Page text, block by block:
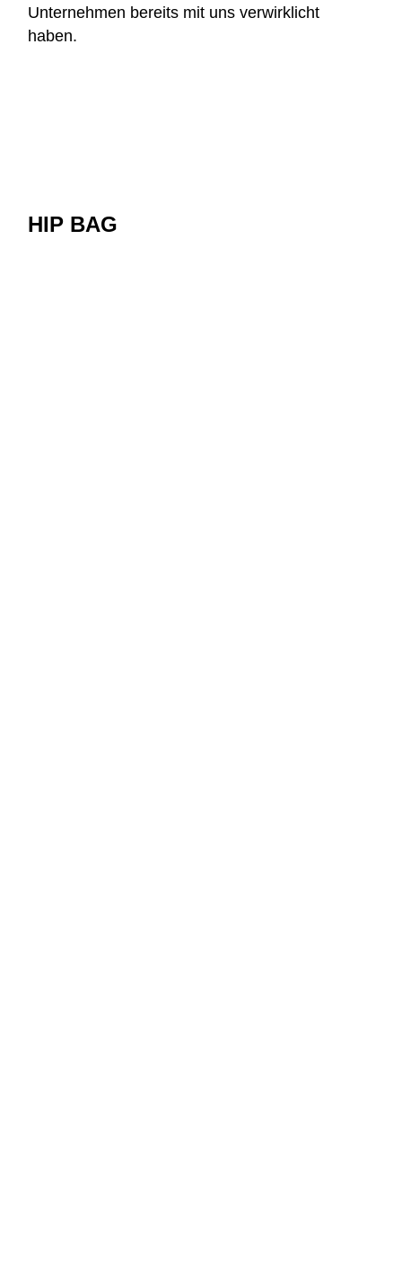
Unternehmen bereits mit uns verwirklicht
haben.
HIP BAG